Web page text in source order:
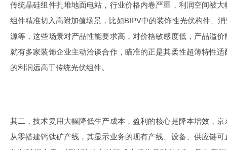
传统晶硅组件扎堆地面电站，行业价格内卷严重，利润空间被
组件精准切入高附加值场景，比如BIPV中的装饰性光伏构件、
源等，这些场景对产品性能要求高，对价格敏感度低，产品溢
就有多家装饰企业主动洽谈合作，瞄准的正是其柔性超薄特性
的利润远高于传统光伏组件。
其二，技术复用大幅降低生产成本，盈利的核心是降本增效，
从零搭建钙钛矿产线，其显示业务的现有产线、设备、供应链